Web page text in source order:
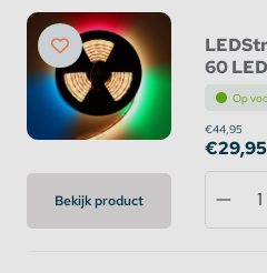
Bekijk product
60
Op
€44,95
€29,95